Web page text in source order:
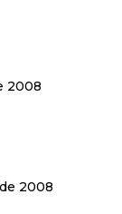
2008
2008